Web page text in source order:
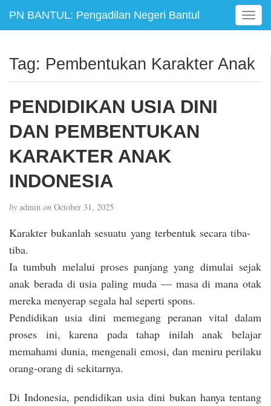
PN BANTUL: Pengadilan Negeri Bantul
T
o
g
l
e
Tag: Pembentukan Karakter Anak
PENDIDIKAN USIA DINI
DAN PEMBENTUKAN
KARAKTER ANAK
INDONESIA
by admin on October 31, 2025
Karakter bukanlah sesuatu yang terbentuk secara tiba-
tiba.
Ia tumbuh melalui proses panjang yang dimulai sejak
anak berada di usia paling muda — masa di mana otak
mereka menyerap segala hal seperti spons.
Pendidikan usia dini memegang peranan vital dalam
proses ini, karena pada tahap inilah anak belajar
memahami dunia, mengenali emosi, dan meniru perilaku
orang-orang di sekitarnya.
Di Indonesia, pendidikan usia dini bukan hanya tentang